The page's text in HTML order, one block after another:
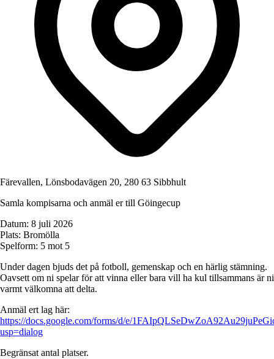
Färevallen, Lönsbodavägen 20, 280 63 Sibbhult
Samla kompisarna och anmäl er till Göingecup
Datum: 8 juli 2026
Plats: Bromölla
Spelform: 5 mot 5
Under dagen bjuds det på fotboll, gemenskap och en härlig stämning.
Oavsett om ni spelar för att vinna eller bara vill ha kul tillsammans är ni
varmt välkomna att delta.
Anmäl ert lag här:
https://docs.google.com/forms/d/e/
usp=dialog
Begränsat antal platser.